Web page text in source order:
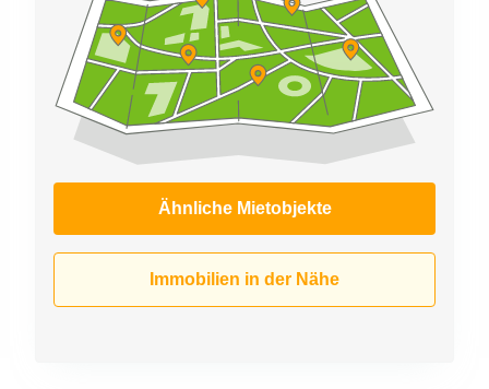
Nürnberg
Meetingraum
Berlin
Coworking
Ludwig-
Erhard-
Straße 18
Hamburg
Ähnliche Mietobjekte
Immobilien in der Nähe